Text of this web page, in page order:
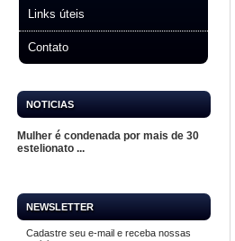
Links úteis
Contato
NOTICIAS
Mulher é condenada por mais de 30
estelionato ...
NEWSLETTER
Cadastre seu e-mail e receba nossas